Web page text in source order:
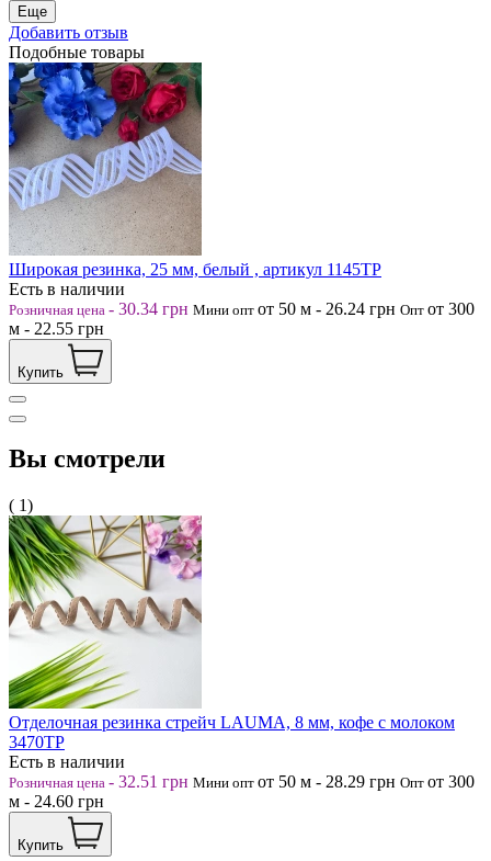
Еще
Добавить отзыв
Подобные товары
Широкая резинка, 25 мм, белый , артикул 1145ТР
Есть в наличии
Розничная цена - 30.34 грн Мини опт от 50 м - 26.24 грн Опт от 300
м - 22.55 грн
Купить
Вы смотрели
( 1)
Отделочная резинка стрейч LAUMA, 8 мм, кофе с молоком
3470ТР
Есть в наличии
Розничная цена - 32.51 грн Мини опт от 50 м - 28.29 грн Опт от 300
м - 24.60 грн
Купить